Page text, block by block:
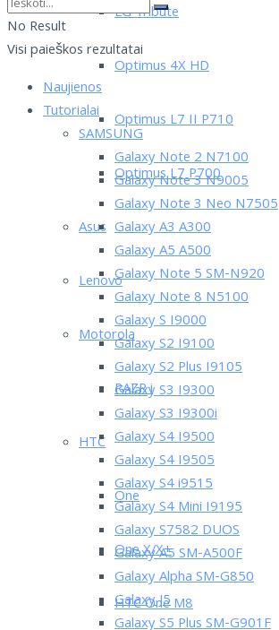
LG Tribute
Optimus 4X HD
Optimus L7 II P710
Optimus L7 P700
Asus
Lenovo
Motorola
RAZR i
HTC
One
One X/X+
HTC One M8
No Result
Visi paieškos rezultatai
Naujienos
Tutorialai
SAMSUNG
Galaxy Note 2 N7100
Galaxy Note 3 N9005
Galaxy Note 3 Neo N7505
Galaxy A3 A300
Galaxy A5 A500
Galaxy Note 5 SM-N920
Galaxy Note 8 N5100
Galaxy S I9000
Galaxy S2 I9100
Galaxy S2 Plus I9105
Galaxy S3 I9300
Galaxy S3 I9300i
Galaxy S4 I9500
Galaxy S4 I9505
Galaxy S4 i9515
Galaxy S4 Mini I9195
Galaxy S7582 DUOS
Galaxy A5 SM-A500F
Galaxy Alpha SM-G850
Galaxy J5
Galaxy S5 Plus SM-G901F